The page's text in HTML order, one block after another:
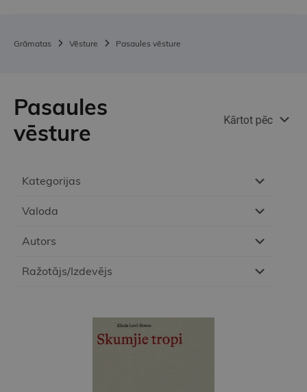
Grāmatas Vēsture Pasaules vēsture
Kategorijas
Valoda
Autors
Ražotājs/Izdevējs
Pasaules
vēsture
Kārtot pēc